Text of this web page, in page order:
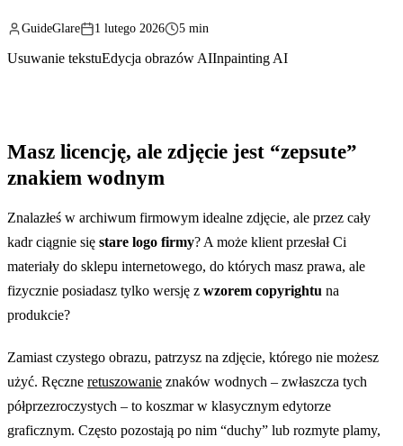
GuideGlare 1 lutego 2026 5 min
Usuwanie tekstuEdycja obrazów AIInpainting AI
Masz licencję, ale zdjęcie jest “zepsute”
znakiem wodnym
Znalazłeś w archiwum firmowym idealne zdjęcie, ale przez cały
kadr ciągnie się stare logo firmy? A może klient przesłał Ci
materiały do sklepu internetowego, do których masz prawa, ale
fizycznie posiadasz tylko wersję z wzorem copyrightu na
produkcie?
Zamiast czystego obrazu, patrzysz na zdjęcie, którego nie możesz
użyć. Ręczne retuszowanie znaków wodnych – zwłaszcza tych
półprzezroczystych – to koszmar w klasycznym edytorze
graficznym. Często pozostają po nim “duchy” lub rozmyte plamy,